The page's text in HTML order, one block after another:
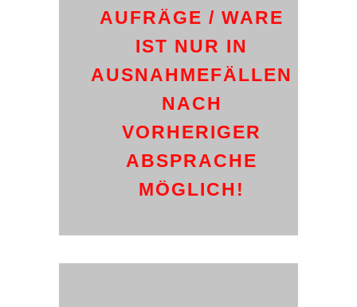
AUFRÄGE / WARE
IST NUR IN
AUSNAHMEFÄLLEN
NACH
VORHERIGER
ABSPRACHE
MÖGLICH!